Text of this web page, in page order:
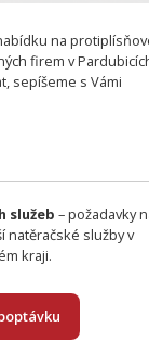
na
firem v
sepíšeme s Vámi
služeb – požadavky
natěračské služby v
kraji.